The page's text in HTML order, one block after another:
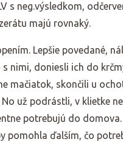
s neg.výsledkom,
majú rovnaký.
Lepšie povedané,
nimi, doniesli ich do
mačiatok, skončili u
už podrástli, v klietke
potrebujú do
pomohla ďalším, čo